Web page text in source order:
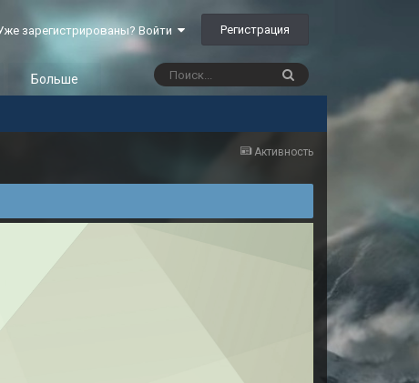
зарегистрированы? Войти Регистрация
Больше
Активность